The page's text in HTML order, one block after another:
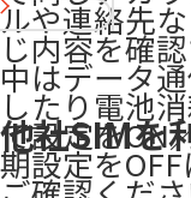
ルや連絡先
じ内容を確
中はデータ
したり電池
て設定をON
期設定を
他社SIMを